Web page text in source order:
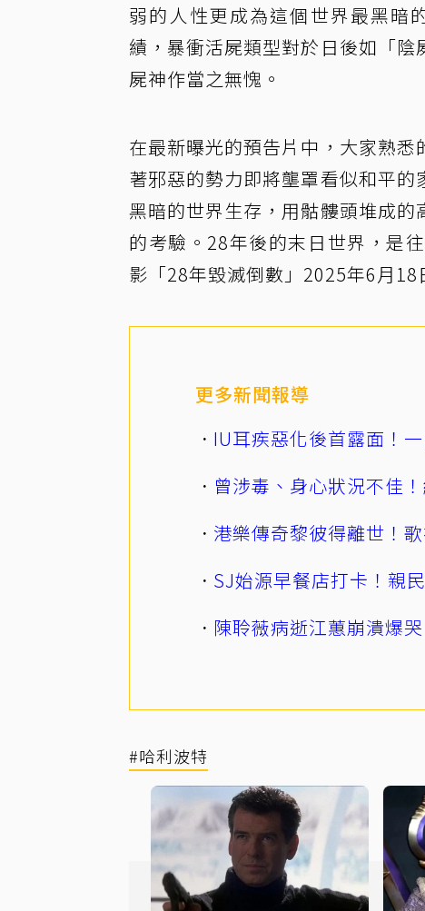
弱的人性更成為這個世界最黑暗
績，暴衝活屍類型對於日後如「
屍神作當之無愧。
在最新曝光的預告片中，大家熟
著邪惡的勢力即將壟罩看似和平
黑暗的世界生存，用骷髏頭堆成
的考驗。28年後的末日世界，是
影「28年毀滅倒數」2025年6月18
更多新聞報導
IU耳疾惡化後首露面！
曾涉毒、身心狀況不佳
港樂傳奇黎彼得離世！
SJ始源早餐店打卡！親
陳聆薇病逝江蕙崩潰爆
#哈利波特